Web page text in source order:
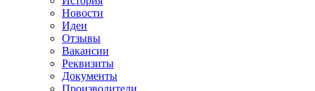
Новости
Идеи
Отзывы
Вакансии
Реквизиты
Документы
Производители